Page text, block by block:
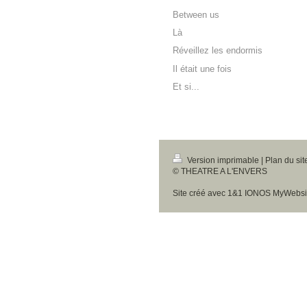
Between us
Là
Réveillez les endormis
Il était une fois
Et si...
Version imprimable | Plan du
© THEATRE A L'ENVERS
Site créé avec 1&1 IONOS